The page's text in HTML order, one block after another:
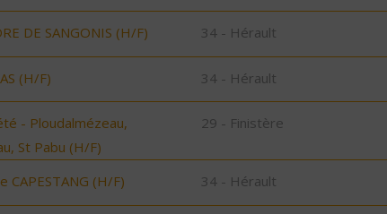
DE SANGONIS (H/F) 34 - Hérault
(H/F) 34 - Hérault
- Ploudalmézeau,
St Pabu (H/F)
29 - Finistère
CAPESTANG (H/F) 34 - Hérault